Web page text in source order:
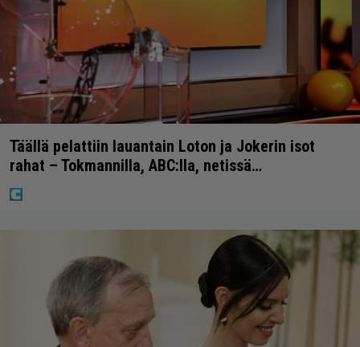
Täällä pelattiin lauantain Loton ja Jokerin isot
rahat – Tokmannilla, ABC:lla, netissä…